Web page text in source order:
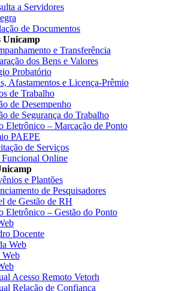
a Servidores
de Documentos
Unicamp
e Transferência
dos Bens e Valores
Probatório
Afastamentos e Licença-Prêmio
de Trabalho
de Desempenho
de Segurança do Trabalho
Eletrônico – Marcação de Ponto
PAEPE
de Serviços
Online
e Plantões
de Pesquisadores
de Gestão de RH
Eletrônico – Gestão do Ponto
Docente
Web
Acesso Remoto Vetorh
Relação de Confiança